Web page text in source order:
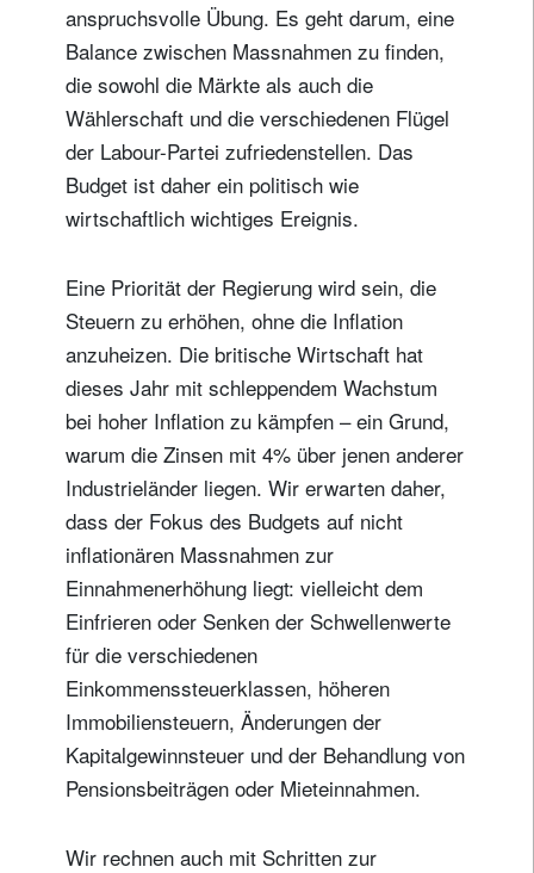
anspruchsvolle Übung. Es geht darum, eine
Balance zwischen Massnahmen zu finden,
die sowohl die Märkte als auch die
Wählerschaft und die verschiedenen Flügel
der Labour-Partei zufriedenstellen. Das
Budget ist daher ein politisch wie
wirtschaftlich wichtiges Ereignis.
Eine Priorität der Regierung wird sein, die
Steuern zu erhöhen, ohne die Inflation
anzuheizen. Die britische Wirtschaft hat
dieses Jahr mit schleppendem Wachstum
bei hoher Inflation zu kämpfen – ein Grund,
warum die Zinsen mit 4% über jenen anderer
Industrieländer liegen. Wir erwarten daher,
dass der Fokus des Budgets auf nicht
inflationären Massnahmen zur
Einnahmenerhöhung liegt: vielleicht dem
Einfrieren oder Senken der Schwellenwerte
für die verschiedenen
Einkommenssteuerklassen, höheren
Immobiliensteuern, Änderungen der
Kapitalgewinnsteuer und der Behandlung von
Pensionsbeiträgen oder Mieteinnahmen.
Wir rechnen auch mit Schritten zur